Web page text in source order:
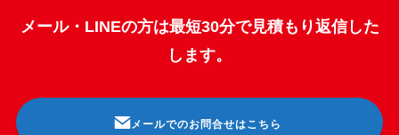
メール・LINEの方は最短30分で見積もり返信した
します。
メールでのお問合せはこちら